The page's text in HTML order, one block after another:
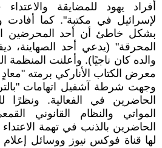
أفراد يهود للمضايقة
لإسرائيل في مكتبة". كما أفادت
بشكل خاطئ أن أحد المحرضين
المحرقة" (يدعي أحد الصهاينة،
والده كان ناجيًا). وأعلنت المنظمة
معرض الكتاب الأناركي برمته
وجهت شرطة آشفيل اتهامات
الحاضرين في الفعالية. ونظرًا
المواتي والنظام القانوني
الحاضرين بالذنب في تهمة
لها قناة فوكس نيوز ووسائل إعلام